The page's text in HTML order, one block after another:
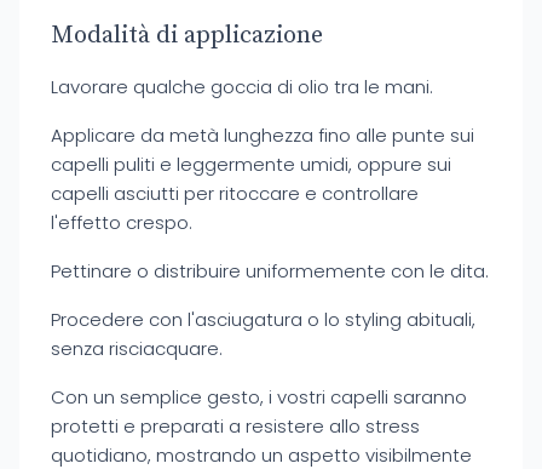
Modalità di applicazione
Lavorare qualche goccia di olio tra le mani.
Applicare da metà lunghezza fino alle punte sui
capelli puliti e leggermente umidi, oppure sui
capelli asciutti per ritoccare e controllare
l'effetto crespo.
Pettinare o distribuire uniformemente con le dita.
Procedere con l'asciugatura o lo styling abituali,
senza risciacquare.
Con un semplice gesto, i vostri capelli saranno
protetti e preparati a resistere allo stress
quotidiano, mostrando un aspetto visibilmente